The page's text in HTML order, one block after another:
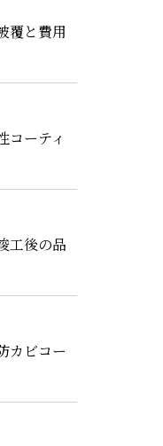
覆と費用
コーティ
工後の品
カビコー